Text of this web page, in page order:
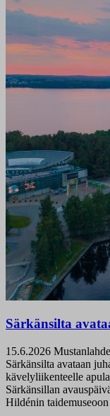
Särkänsilta
15.6.2026
Särkänsilta avataan
kävelyliikenteelle
Särkänsillan
Hildénin